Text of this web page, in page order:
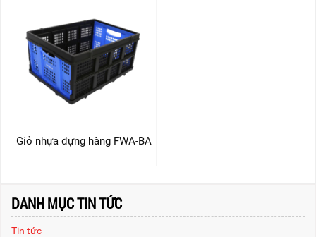
Giỏ nhựa đựng hàng FWA-BA
DANH MỤC TIN TỨC
Tin tức